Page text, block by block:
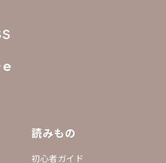
読みもの
初心者ガイド